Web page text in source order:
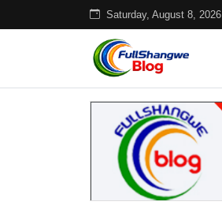
Saturday, August 8, 2026